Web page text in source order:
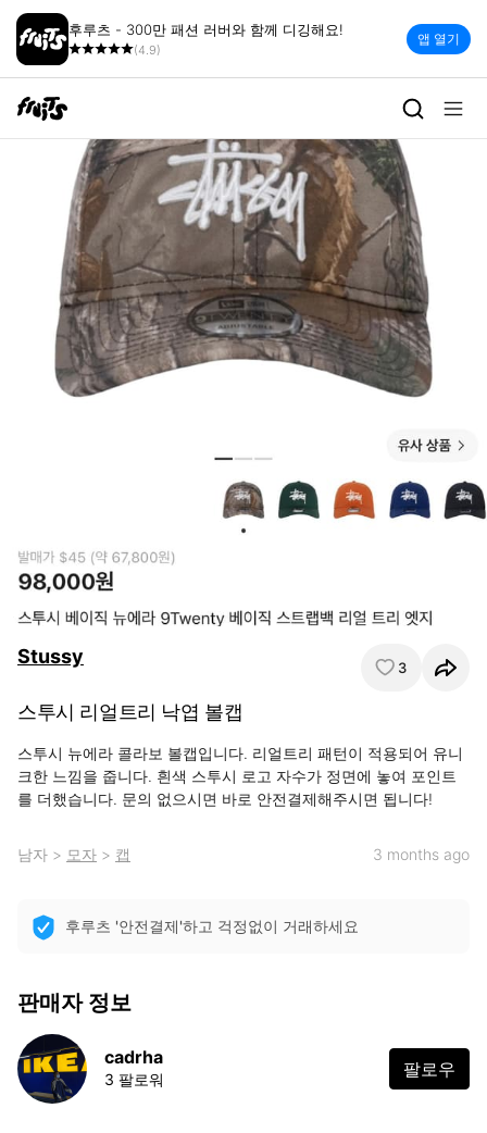
후루츠 - 300만 패션 러버와 함께 디깅해요!
(4.9)
앱 열기
Stussy 3
스투시 리얼트리 낙엽 볼캡
스투시 뉴에라 콜라보 볼캡입니다. 리얼트리 패턴이 적용되어 유니
크한 느낌을 줍니다. 흰색 스투시 로고 자수가 정면에 놓여 포인트
를 더했습니다. 문의 없으시면 바로 안전결제해주시면 됩니다!
남자 > 모자 > 캡 3 months ago
후루츠 '안전결제'하고 걱정없이 거래하세요
판매자 정보
cadrha
3 팔로워 팔로우